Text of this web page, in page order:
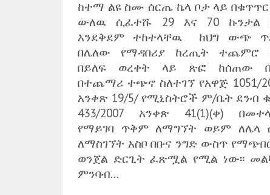
ከተማ ልዩ ስሙ ሰርጤ ኬላ ቦታ ላይ በቁጥጥር
ውለዉ ሲፈተሹ 29 እና 70 ኩንታል
እንደቅደም ተከተላቸዉ ከህግ ውጭ
በሌለው የማዳበሪያ ከረጢት ተጨምሮ
በይለፍ ወረቀት ላይ ጽፎ ከሰጠው
በተጨማሪ ተጭኖ ስለተገኘ የአዋጅ 1051/
አንቀጽ 19/5/ የሚኒስትሮች ም/ቤት ደንብ
433/2007 አንቀጽ 41(1)(ቀ)
የማይገባ ጥቅም ለማግኘት ወይም ለሌላ
ለማስገኘት አስቦ በቡና ንግድ ውስጥ
ወንጀል ድርጊት ፈጽሟል የሚል ነው፡፡
ምንባብ…